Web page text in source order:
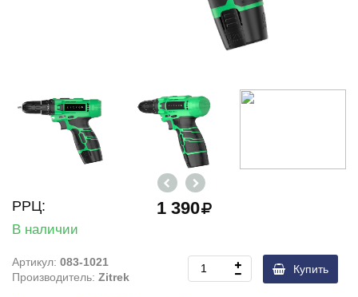
РРЦ: 1 390
В наличии
Артикул: 083-1021
Производитель: Zitrek
Купить